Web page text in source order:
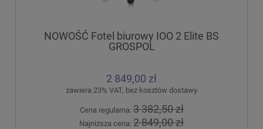
NOWOŚĆ Fotel biurowy IOO 2 Elite BS
GROSPOL
2 849,00 zł
zawiera 23% VAT, bez kosztów dostawy
Cena regularna:3 382,50 zł
Najniższa cena: 2 849,00 zł